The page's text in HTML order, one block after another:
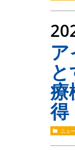
療
得
ニュ